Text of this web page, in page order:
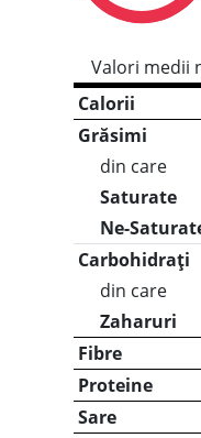
Valori medii
Calorii
Grăsimi
din care
Saturate
Ne-
Carbohidrați
din care
Zaharuri
Fibre
Proteine
Sare